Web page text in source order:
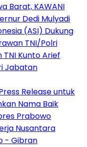
Barat, KAWANI
Dedi Mulyadi
(ASI) Dukung
TNI/Polri
Kunto Arief
Jabatan
Release untuk
Nama Baik
Prabowo
Nusantara
- Gibran